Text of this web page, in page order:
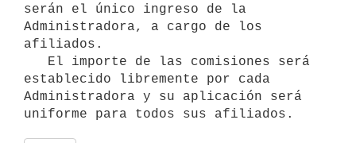
serán el único ingreso de la
Administradora, a cargo de los
afiliados.
establecido libremente por cada
Administradora y su aplicación será